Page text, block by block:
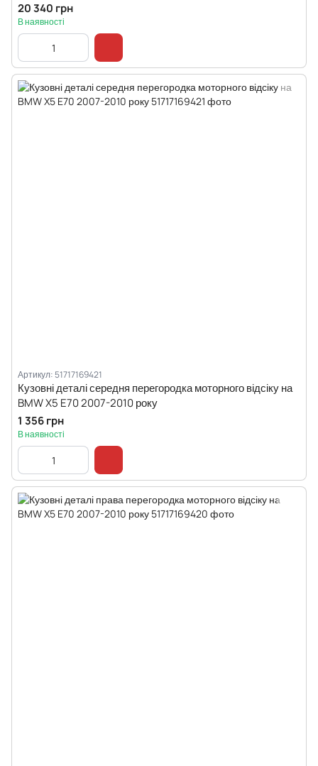
20 340 грн
В наявності
Артикул: 51717169421
Кузовні деталі середня перегородка моторного відсіку на
BMW X5 E70 2007-2010 року
1 356 грн
В наявності